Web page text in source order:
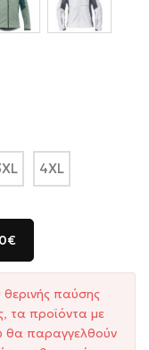
4XL
παύσης
τα προϊόντα με
θα παραγγελθούν